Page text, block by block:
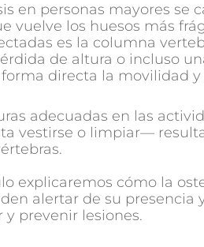
en personas mayores se
vuelve los huesos más
es la columna
de altura o incluso
directa la movilidad
adecuadas en las
vestirse o limpiar—
explicaremos cómo la
alertar de su presencia
y prevenir lesiones.